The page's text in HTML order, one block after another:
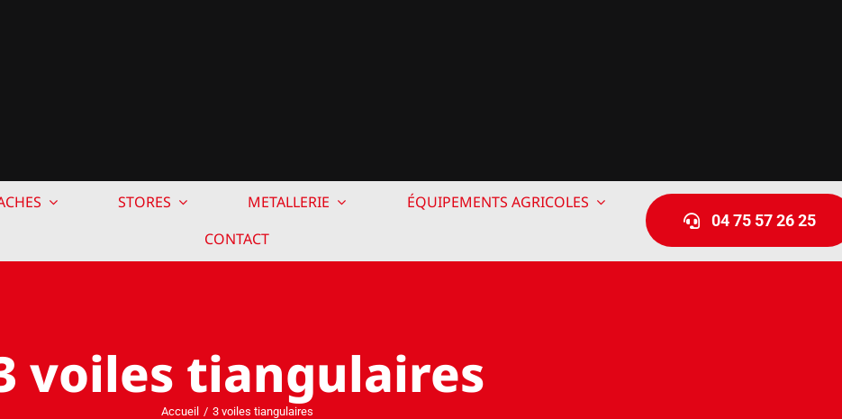
STORES METALLERIE
ÉQUIPEMENTS AGRICOLES
CONTACT
04 75 57 26 25
voiles tiangulaires
Accueil 3 voiles tiangulaires